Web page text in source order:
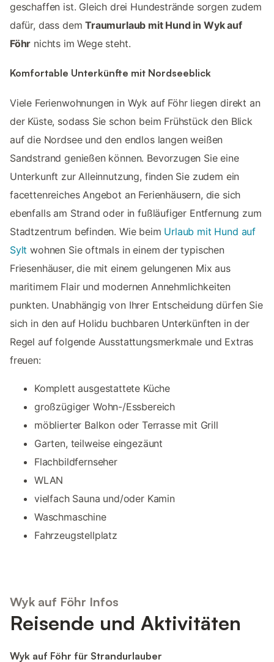
geschaffen ist. Gleich drei Hundestrände sorgen zudem
dafür, dass demTraumurlaub mit Hund in Wyk auf
Föhr nichts im Wege steht.
Komfortable Unterkünfte mit Nordseeblick
Viele Ferienwohnungen in Wyk auf Föhr liegen direkt an
der Küste, sodass Sie schon beim Frühstück den Blick
auf die Nordsee und den endlos langen weißen
Sandstrand genießen können. Bevorzugen Sie eine
Unterkunft zur Alleinnutzung, finden Sie zudem ein
facettenreiches Angebot an Ferienhäusern, die sich
ebenfalls am Strand oder in fußläufiger Entfernung zum
Stadtzentrum befinden. Wie beim Urlaub mit Hund auf
Sylt wohnen Sie oftmals in einem der typischen
Friesenhäuser, die mit einem gelungenen Mix aus
maritimem Flair und modernen Annehmlichkeiten
punkten. Unabhängig von Ihrer Entscheidung dürfen Sie
sich in den auf Holidu buchbaren Unterkünften in der
Regel auf folgende Ausstattungsmerkmale und Extras
freuen:
Komplett ausgestattete Küche
großzügiger Wohn-/Essbereich
möblierter Balkon oder Terrasse mit Grill
Garten, teilweise eingezäunt
Flachbildfernseher
WLAN
vielfach Sauna und/oder Kamin
Waschmaschine
Fahrzeugstellplatz
Wyk auf Föhr Infos
Reisende und Aktivitäten
Wyk auf Föhr für Strandurlauber